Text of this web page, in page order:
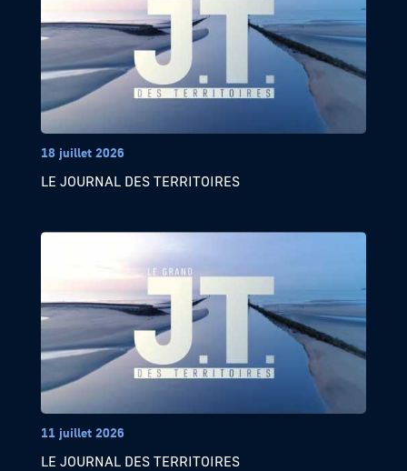
18 juillet 2026
LE JOURNAL DES TERRITOIRES
11 juillet 2026
LE JOURNAL DES TERRITOIRES